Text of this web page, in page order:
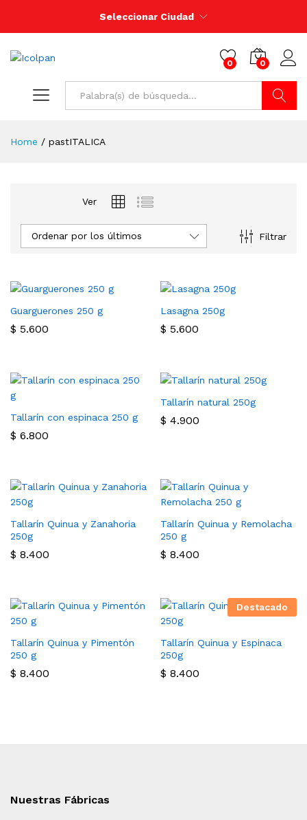
Seleccionar Ciudad
0 0
Home / pastITALICA
Ver
Filtrar
Ordenar por los últimos
Guarguerones 250 g
$ 5.600
Lasagna 250g
$ 5.600
Tallarín con espinaca 250 g
$ 6.800
Tallarín natural 250g
$ 4.900
Tallarín Quinua y Zanahoria
250g
$ 8.400
Tallarín Quinua y Remolacha
250 g
$ 8.400
Tallarín Quinua y Pimentón
250 g
$ 8.400
Destacado
Tallarín Quinua y Espinaca
250g
$ 8.400
Nuestras Fábricas